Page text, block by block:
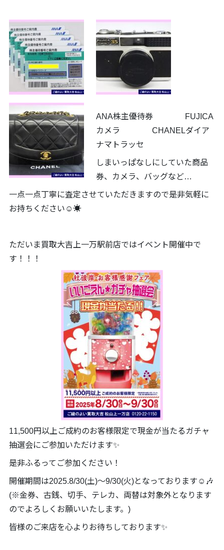
ANA株主優待券 FUJICA
カメラ CHANELダイア
ナマトラッセ
しまいっぱなしにしていた商品
券、カメラ、バッグなど…
一点一点丁寧に査定させていただきますので是非気軽に
お持ちください☺️☀️
ただいま買取大吉上一万駅前店ではイベント開催中で
す！！！
11,500円以上ご成約のお客様限定で現金が当たるガチャ
抽選会にご参加いただけます✨
是非ふるってご参加ください！
開催期間は2025.8/30(土)～9/30(火)となっております☺️🎶
(※金券、古銭、切手、テレカ、両替は対象外となります
のでよろしくお願いいたします。)
皆様のご来店を心よりお待ちしております✨